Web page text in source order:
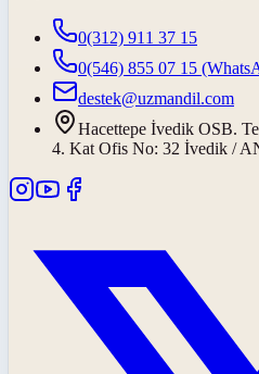
0(312) 911 37 15
0(546) 855 07 15
destek@uzmandil.com
Hacettepe İvedik OSB.
4. Kat Ofis No: 32 İvedik /